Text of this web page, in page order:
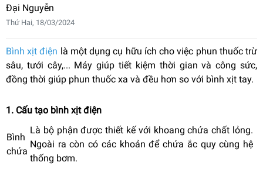
Đại Nguyễn
Thứ Hai, 18/03/2024
Bình xịt điện là một dụng cụ hữu ích cho việc phun thuốc trừ
sâu, tưới cây,... Máy giúp tiết kiệm thời gian và công sức,
đồng thời giúp phun thuốc xa và đều hơn so với bình xịt tay.
1. Cấu tạo bình xịt điện
Bình
chứa
Là bộ phận được thiết kế với khoang chứa chất lỏng.
Ngoài ra còn có các khoản để chứa ắc quy cùng hệ
thống bơm.